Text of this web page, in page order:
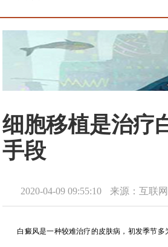
细胞移植是治疗
手段
2020-04-09 09:55:10 来源：互联网
白癜风是一种较难治疗的皮肤病，初发季节